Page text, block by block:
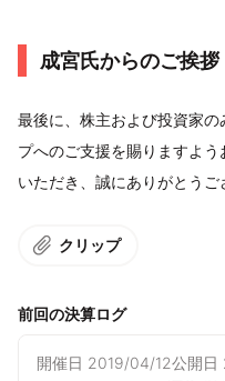
成宮氏からのご挨拶
最後に、株主および投資家
プへのご支援を賜りますよ
いただき、誠にありがとうご
クリップ
前回の決算ログ
開催日 2019/04/12公開日